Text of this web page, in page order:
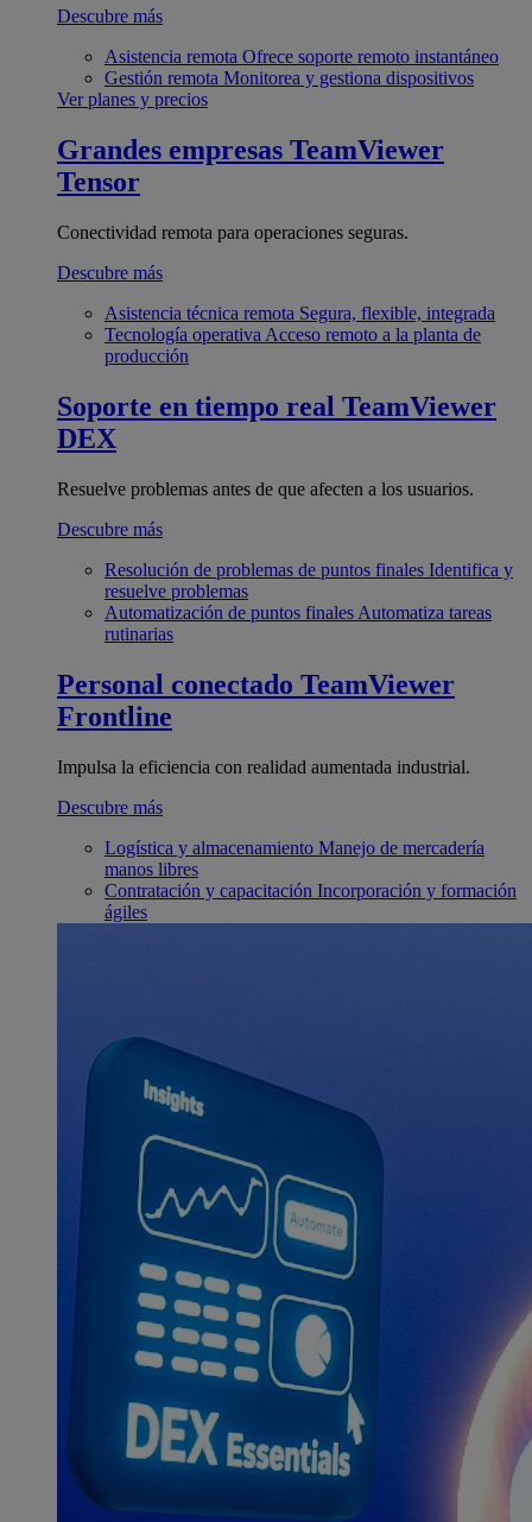
Descubre más
Asistencia remota Ofrece soporte remoto instantáneo
Gestión remota Monitorea y gestiona dispositivos
Ver planes y precios
Grandes empresas TeamViewer
Tensor
Conectividad remota para operaciones seguras.
Descubre más
Asistencia técnica remota Segura, flexible, integrada
Tecnología operativa Acceso remoto a la planta de
producción
Soporte en tiempo real TeamViewer
DEX
Resuelve problemas antes de que afecten a los usuarios.
Descubre más
Resolución de problemas de puntos finales Identifica y
resuelve problemas
Automatización de puntos finales Automatiza tareas
rutinarias
Personal conectado TeamViewer
Frontline
Impulsa la eficiencia con realidad aumentada industrial.
Descubre más
Logística y almacenamiento Manejo de mercadería
manos libres
Contratación y capacitación Incorporación y formación
ágiles